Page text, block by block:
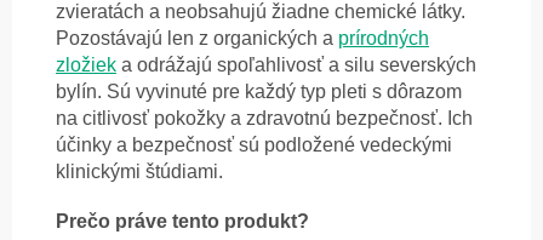
zvieratách a neobsahujú žiadne chemické látky.
Pozostávajú len z organických a prírodných
zložiek a odrážajú spoľahlivosť a silu severských
bylín. Sú vyvinuté pre každý typ pleti s dôrazom
na citlivosť pokožky a zdravotnú bezpečnosť. Ich
účinky a bezpečnosť sú podložené vedeckými
klinickými štúdiami.
Prečo práve tento produkt?